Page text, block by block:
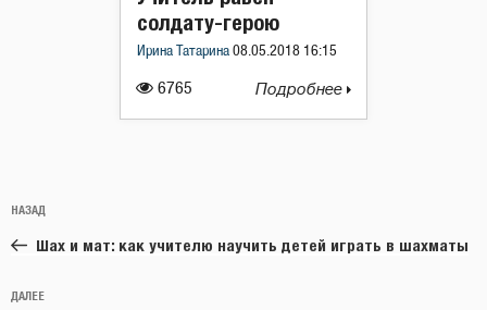
6765
солдату-герою
Ирина Татарина 08.05.2018 16:15
Подробнее
по
записям
Предыдущая
запись:
НАЗАД
Шах и мат: как учителю научить детей играть в шахматы
Следующая
ДАЛЕЕ